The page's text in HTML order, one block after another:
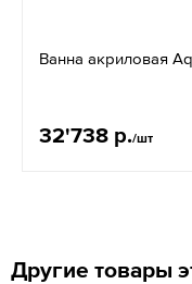
Ванна акриловая
32'738 р./шт
Другие товары